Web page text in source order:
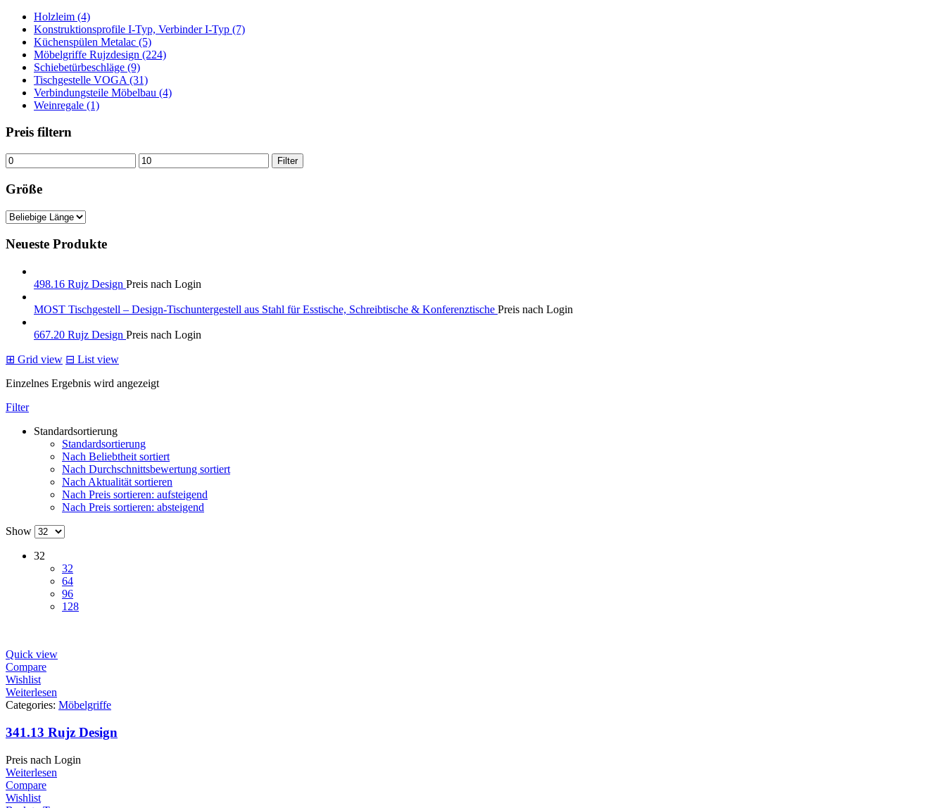
Holzleim (4)
Konstruktionsprofile I-Typ, Verbinder I-Typ (7)
Küchenspülen Metalac (5)
Möbelgriffe Rujzdesign (224)
Schiebetürbeschläge (9)
Tischgestelle VOGA (31)
Verbindungsteile Möbelbau (4)
Weinregale (1)
Preis filtern
Min.
Preis
Max.
Preis
Filter
Größe
Neueste Produkte
498.16 Rujz Design Preis nach Login
MOST Tischgestell – Design-Tischuntergestell aus Stahl für Esstische, Schreibtische & Konferenztische Preis nach Login
667.20 Rujz Design Preis nach Login
⊞ Grid view ⊟ List view
Einzelnes Ergebnis wird angezeigt
Filter
Standardsortierung
Standardsortierung
Nach Beliebtheit sortiert
Nach Durchschnittsbewertung sortiert
Nach Aktualität sortieren
Nach Preis sortieren: aufsteigend
Nach Preis sortieren: absteigend
Show
32
32
64
96
128
Quick view
Compare
Wishlist
Weiterlesen
Categories: Möbelgriffe
341.13 Rujz Design
Preis nach Login
Weiterlesen
Compare
Wishlist